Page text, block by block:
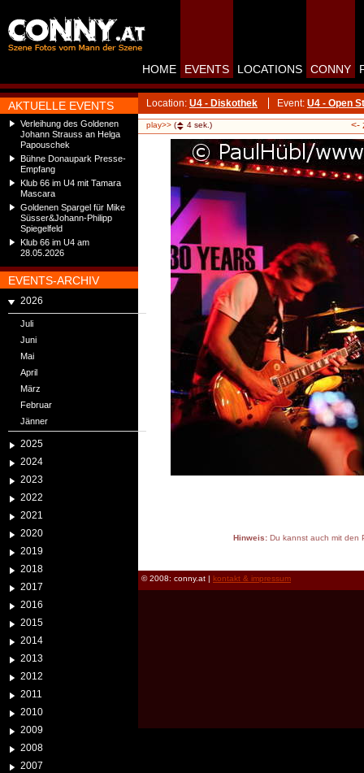
AKTUELLE EVENTS
Verleihung des Goldenen
Johann Strauss an Helga
Papouschek
Bühne Donaupark Presse-
Empfang
Klub 66 im U4 mit Tamara
Mascara
Goldenen Spargel für Mike
Süsser&Johann-Philipp
Spiegelfeld
Klub 66 im U4 am
28.05.2026
EVENTS-ARCHIV
2026
Juli
Juni
Mai
April
März
Februar
Jänner
2025
2024
2023
2022
2021
2020
2019
2018
2017
2016
2015
2014
2013
2012
2011
2010
2009
2008
2007
HOME EVENTS LOCATIONS CONNY
Location: U4 - Diskothek Event: U4 - Open
play>> ( 4 sek.) <-
Hinweis:Du kannst auch mit den
© 2008: conny.at | kontakt & impressum